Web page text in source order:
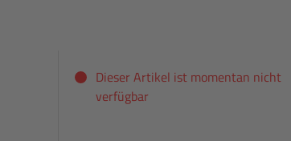
Dieser Artikel ist momentan nicht
verfügbar